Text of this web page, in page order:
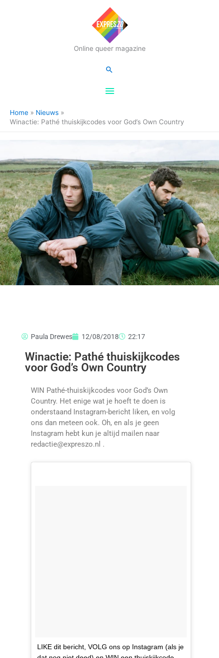
Online queer magazine
Hoofdmenu
Zoeken
Home
Nieuws
Winactie: Pathé thuiskijkcodes voor God’s Own Country
Paula Drewes 12/08/2018 22:17
Winactie: Pathé thuiskijkcodes
voor God’s Own Country
WIN Pathé-thuiskijkcodes voor God’s Own
Country. Het enige wat je hoeft te doen is
onderstaand Instagram-bericht liken, en volg
ons dan meteen ook. Oh, en als je geen
Instagram hebt kun je altijd mailen naar
redactie@expreszo.nl .
LIKE dit bericht, VOLG ons op Instagram (als je